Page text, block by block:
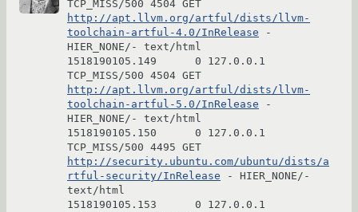
http://apt.llvm.org/artful/dists/llvm-
toolchain-artful-4.0/InRelease -
HIER_NONE/- text/html
1518190105.149      0 127.0.0.1
http://apt.llvm.org/artful/dists/llvm-
toolchain-artful-5.0/InRelease -
HIER_NONE/- text/html
1518190105.150      0 127.0.0.1
http://security.ubuntu.com/ubuntu/dists/a
rtful-security/InRelease - HIER_NONE/-
text/html
1518190105.153      0 127.0.0.1